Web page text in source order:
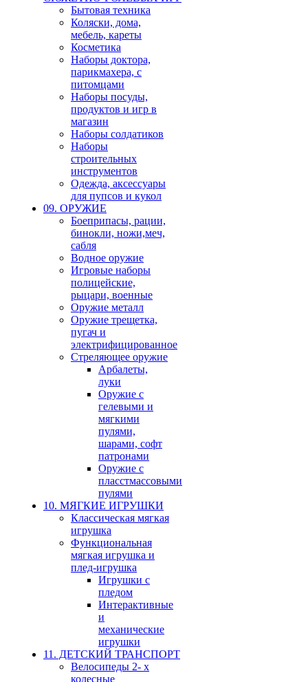
Бытовая техника
Коляски, дома,
мебель, кареты
Косметика
Наборы доктора,
парикмахера, с
питомцами
Наборы посуды,
продуктов и игр в
магазин
Наборы солдатиков
Наборы
строительных
инструментов
Одежда, аксессуары
для пупсов и кукол
09. ОРУЖИЕ
Боеприпасы, рации,
бинокли, ножи,меч,
сабля
Водное оружие
Игровые наборы
полицейские,
рыцари, военные
Оружие металл
Оружие трещетка,
пугач и
электрифицированное
Стреляющее оружие
Арбалеты,
луки
Оружие с
гелевыми и
мягкими
пулями,
шарами, софт
патронами
Оружие с
пласстмассовыми
пулями
10. МЯГКИЕ ИГРУШКИ
Классическая мягкая
игрушка
Функциональная
мягкая игрушка и
плед-игрушка
Игрушки с
пледом
Интерактивные
и
механические
игрушки
11. ДЕТСКИЙ ТРАНСПОРТ
Велосипеды 2- х
колесные